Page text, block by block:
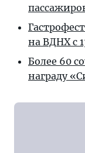
на ВДНХ с
Более 60
награду